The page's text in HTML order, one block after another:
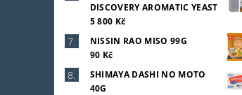
DISCOVERY AROMATIC YEAST
5 800 Kč
NISSIN RAO MISO 99G
90 Kč
SHIMAYA DASHI NO MOTO
40G